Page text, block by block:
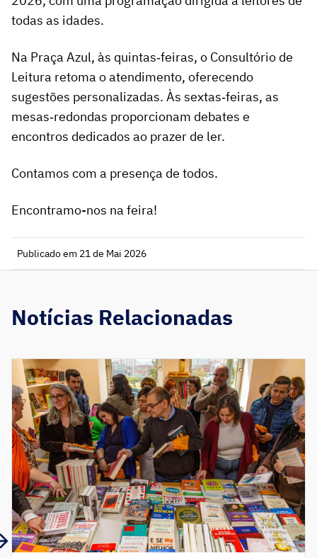
todas as idades.
Na Praça Azul, às quintas‑feiras, o Consultório de
Leitura retoma o atendimento, oferecendo
sugestões personalizadas. Às sextas‑feiras, as
mesas‑redondas proporcionam debates e
encontros dedicados ao prazer de ler.
Contamos com a presença de todos.
Encontramo-nos na feira!
Publicado em 21 de Mai 2026
Notícias Relacionadas